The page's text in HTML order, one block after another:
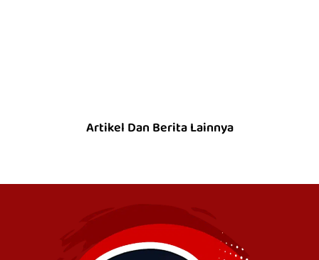
Artikel Dan Berita Lainnya